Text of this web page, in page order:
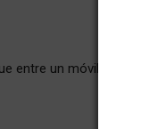
entre un móvil y un auto en